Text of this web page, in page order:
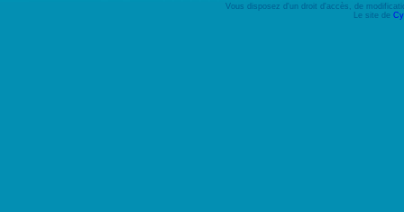
Vous disposez d'un droit d'accès, de
Le site de